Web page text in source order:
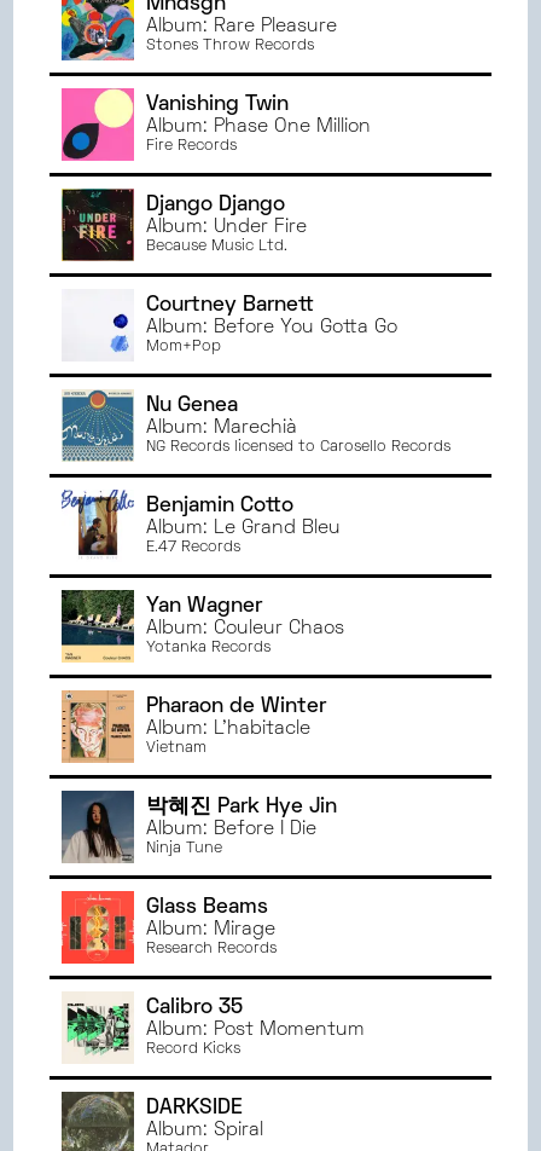
Mndsgn
Album: Rare Pleasure
Stones Throw Records
Vanishing Twin
Album: Phase One Million
Fire Records
Django Django
Album: Under Fire
Because Music Ltd.
Courtney Barnett
Album: Before You Gotta Go
Mom+Pop
Nu Genea
Album: Marechià
NG Records licensed to Carosello Records
Benjamin Cotto
Album: Le Grand Bleu
E.47 Records
Yan Wagner
Album: Couleur Chaos
Yotanka Records
Pharaon de Winter
Album: L'habitacle
Vietnam
박혜진 Park Hye Jin
Album: Before I Die
Ninja Tune
Glass Beams
Album: Mirage
Research Records
Calibro 35
Album: Post Momentum
Record Kicks
DARKSIDE
Album: Spiral